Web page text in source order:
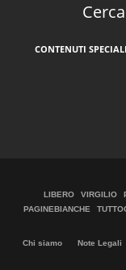
CONTENUTI SPECIALI
LIBERO VIRGILIO
PAGINEBIANCHE
Chi siamo Note Legali